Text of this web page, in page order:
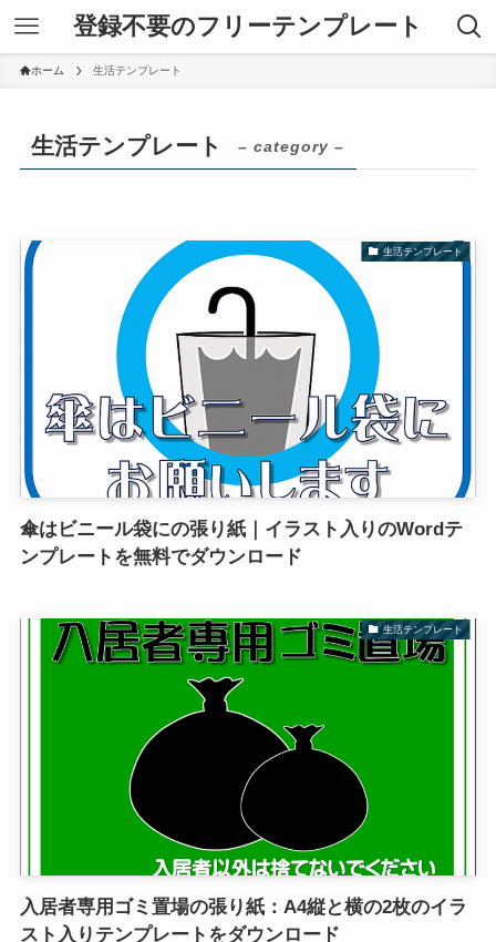
登録不要のフリーテンプレート
ホーム 生活テンプレート
生活テンプレート – category –
生活テンプレート
傘はビニール袋にの張り紙｜イラスト入りのWordテ
ンプレートを無料でダウンロード
生活テンプレート
入居者専用ゴミ置場の張り紙：A4縦と横の2枚のイラ
スト入りテンプレートをダウンロード